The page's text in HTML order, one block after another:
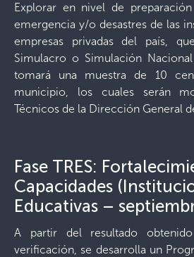
Explorar en nivel de
emergencia y/o desastres de las
empresas privadas del país,
Simulacro o Simulación
tomará una muestra de 10
municipio, los cuales serán
Técnicos de la Dirección General
Fase TRES:
Capacidades
Educativas –
A partir del resultado
verificación, se desarrolla un